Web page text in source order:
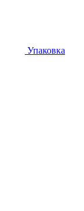
Упаковка